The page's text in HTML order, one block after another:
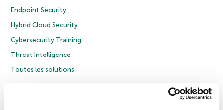
Endpoint Security
Hybrid Cloud Security
Cybersecurity Training
Threat Intelligence
Toutes les solutions
Politique de confidentialité
Politique anticorruption
Contrat de licence grand public